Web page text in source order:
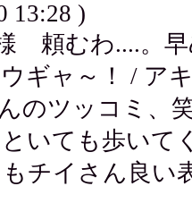
13:28 )
頼むわ....。
ギャ～！ / ア
のツッコミ、
いても歩いて
チイさん良い